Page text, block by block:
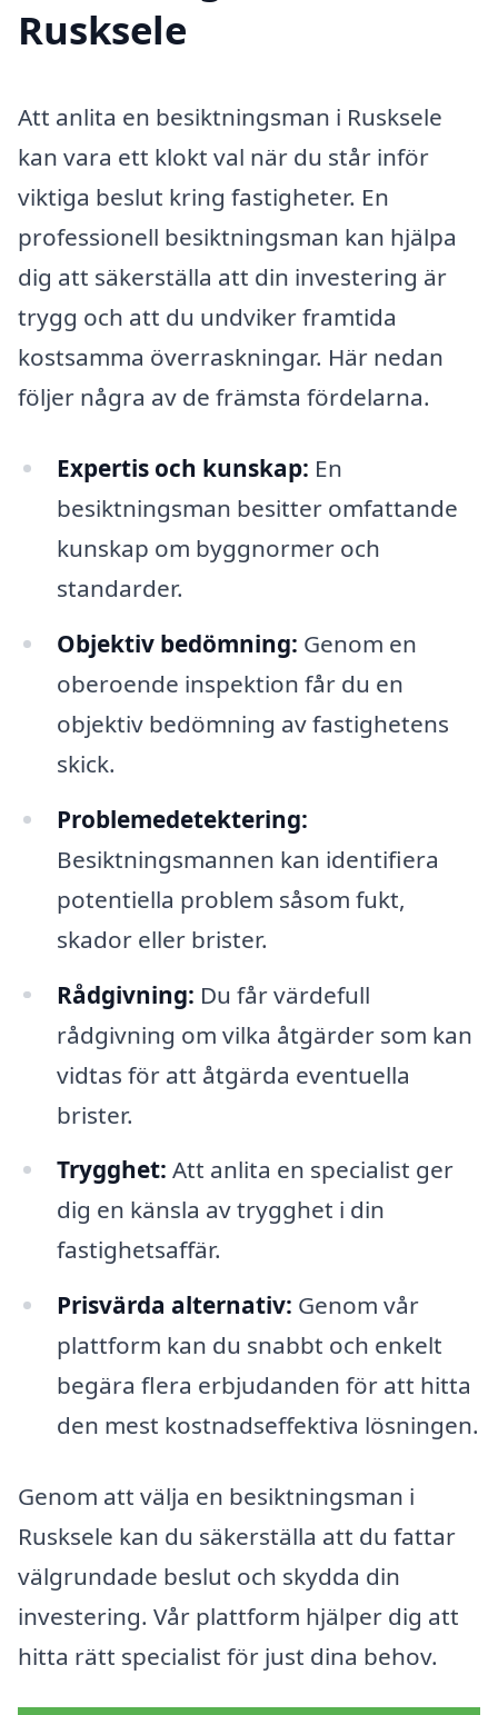
Rusksele
Att anlita en besiktningsman i Rusksele
kan vara ett klokt val när du står inför
viktiga beslut kring fastigheter. En
professionell besiktningsman kan hjälpa
dig att säkerställa att din investering är
trygg och att du undviker framtida
kostsamma överraskningar. Här nedan
följer några av de främsta fördelarna.
Expertis och kunskap: En
besiktningsman besitter omfattande
kunskap om byggnormer och
standarder.
Objektiv bedömning: Genom en
oberoende inspektion får du en
objektiv bedömning av fastighetens
skick.
Problemedetektering:
Besiktningsmannen kan identifiera
potentiella problem såsom fukt,
skador eller brister.
Rådgivning: Du får värdefull
rådgivning om vilka åtgärder som kan
vidtas för att åtgärda eventuella
brister.
Trygghet: Att anlita en specialist ger
dig en känsla av trygghet i din
fastighetsaffär.
Prisvärda alternativ: Genom vår
plattform kan du snabbt och enkelt
begära flera erbjudanden för att hitta
den mest kostnadseffektiva lösningen.
Genom att välja en besiktningsman i
Rusksele kan du säkerställa att du fattar
välgrundade beslut och skydda din
investering. Vår plattform hjälper dig att
hitta rätt specialist för just dina behov.